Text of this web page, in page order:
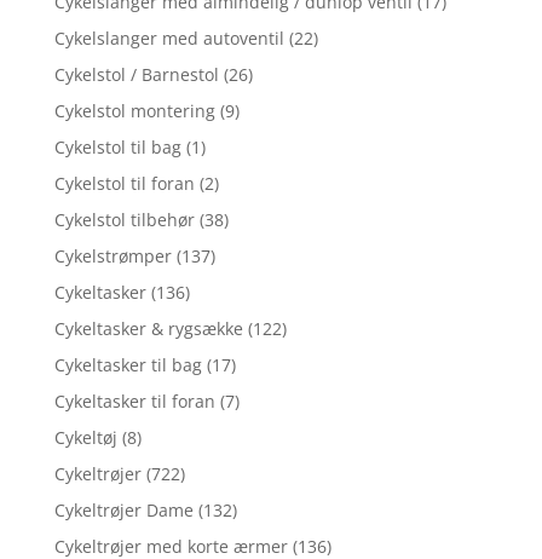
Cykelslanger med autoventil (22)
Cykelstol / Barnestol (26)
Cykelstol montering (9)
Cykelstol til bag (1)
Cykelstol til foran (2)
Cykelstol tilbehør (38)
Cykelstrømper (137)
Cykeltasker (136)
Cykeltasker & rygsække (122)
Cykeltasker til bag (17)
Cykeltasker til foran (7)
Cykeltøj (8)
Cykeltrøjer (722)
Cykeltrøjer Dame (132)
Cykeltrøjer med korte ærmer (136)